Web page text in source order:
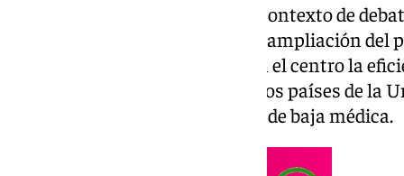
El fenómeno se produce en un contexto de
jornada laboral a 37,5 horas y la ampliación
medidas que vuelven a poner en el centro la
La OCDE sitúa a España entre los países de la
duración media de los procesos de baja médica.